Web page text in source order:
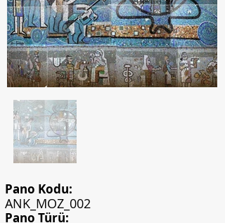
Pano Kodu:
ANK_MOZ_002
Pano Türü: